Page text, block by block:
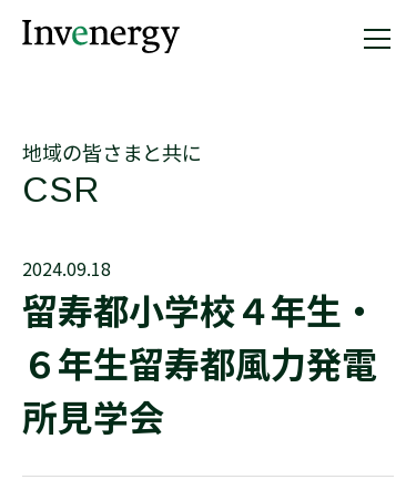
地域の皆さまと共に
CSR
Corporate Social
Responsibility
2024.09.18
留寿都小学校４年生・
６年生留寿都風力発電
所見学会